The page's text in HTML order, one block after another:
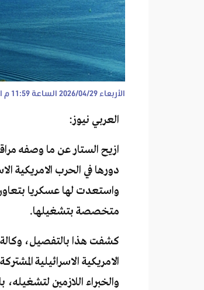
الأربعاء 2026/04/29 الساعة 11:59 م
العربي نيوز:
ازيح الستار عن ما وصفه
دورها في الحرب الامريكية
واستعدت لها عسكريا
متخصصة بتشغيلها.
كشفت هذا بالتفصيل، وكالة
الامريكية الاسرائيلية
والخبراء اللازمين